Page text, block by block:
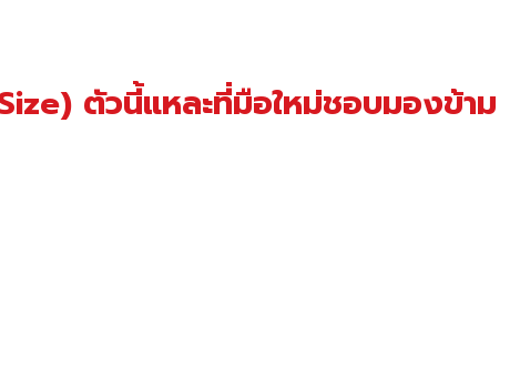
ตัวนี้แหละที่มือใหม่ชอบมองข้าม